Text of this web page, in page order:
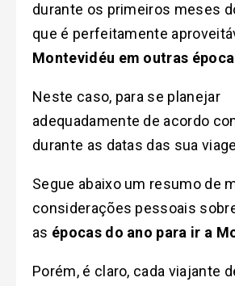
durante os primeiros meses
que é perfeitamente
Montevidéu em outras
Neste caso, para se planejar
adequadamente de acordo
durante as datas das sua
Segue abaixo um resumo de
considerações pessoais
as épocas do ano para ir a
Porém, é claro, cada viajante